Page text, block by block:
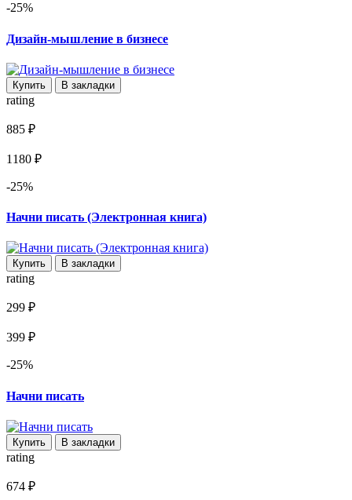
-25%
Дизайн-мышление в бизнесе
Купить В закладки
rating
885 ₽
1180 ₽
-25%
Начни писать (Электронная книга)
Купить В закладки
rating
299 ₽
399 ₽
-25%
Начни писать
Купить В закладки
rating
674 ₽